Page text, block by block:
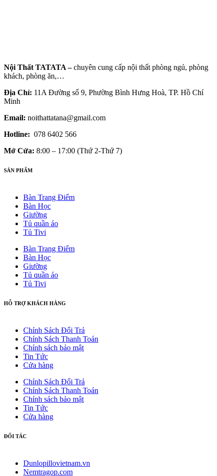
Nội Thất TATATA –chuyên cung cấp nội thất phòng ngủ, phòng
khách, phòng ăn,…
Địa Chỉ: 11A Đường số 9, Phường Bình Hưng Hoà, TP. Hồ Chí
Minh
Email: noithattatana@gmail.com
Hotline: 078 6402 566
Mở Cửa: 8:00 – 17:00 (Thứ 2-Thứ 7)
SẢN PHẨM
Bàn Trang Điểm
Bàn Học
Giường
Tủ quần áo
Tủ Tivi
Bàn Trang Điểm
Bàn Học
Giường
Tủ quần áo
Tủ Tivi
HỖ TRỢ KHÁCH HÀNG
Chính Sách Đổi Trả
Chính Sách Thanh Toán
Chính sách bảo mật
Tin Tức
Cửa hàng
Chính Sách Đổi Trả
Chính Sách Thanh Toán
Chính sách bảo mật
Tin Tức
Cửa hàng
ĐỐI TÁC
Dunlopillovietnam.vn
Nemtragop.com